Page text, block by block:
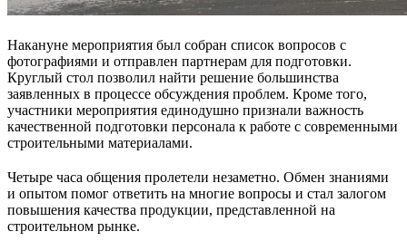
Накануне мероприятия был собран список вопросов с
фотографиями и отправлен партнерам для подготовки.
Круглый стол позволил найти решение большинства
заявленных в процессе обсуждения проблем. Кроме того,
участники мероприятия единодушно признали важность
качественной подготовки персонала к работе с современными
строительными материалами.
Четыре часа общения пролетели незаметно. Обмен знаниями
и опытом помог ответить на многие вопросы и стал залогом
повышения качества продукции, представленной на
строительном рынке.